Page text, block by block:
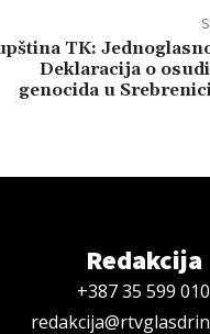
TK:
Deklaracija o
genocida u
Redakcija
+387 35 599 010